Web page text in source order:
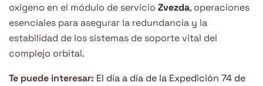
oxígeno en el módulo de servicio Zvezda, operaciones
esenciales para asegurar la redundancia y la
estabilidad de los sistemas de soporte vital del
complejo orbital.
Te puede interesar: El día a día de la Expedición 74 de